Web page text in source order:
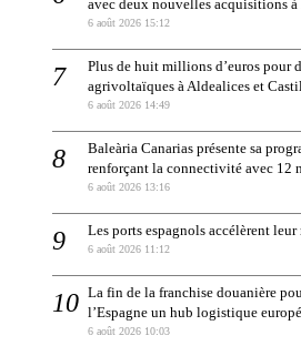
avec deux nouvelles acquisitions
6 août 2026 15:12
Plus de huit millions d’euros pour
agrivoltaïques à Aldealices et
6 août 2026 14:49
Baleària Canarias présente sa
renforçant la connectivité avec 12
6 août 2026 13:16
Les ports espagnols accélèrent
6 août 2026 11:12
La fin de la franchise douanière
l’Espagne un hub logistique
6 août 2026 10:03